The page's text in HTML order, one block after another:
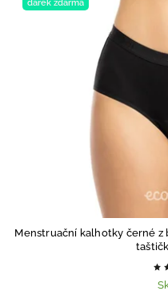
Menstruační kalhotky černé z